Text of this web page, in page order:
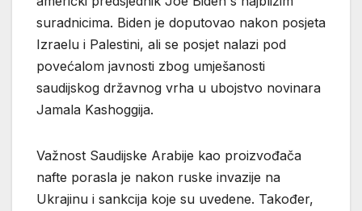
suradnicima. Biden je doputovao nakon posjeta
Izraelu i Palestini, ali se posjet nalazi pod
povećalom javnosti zbog umješanosti
saudijskog državnog vrha u ubojstvo novinara
Jamala Kashoggija.
Važnost Saudijske Arabije kao proizvođača
nafte porasla je nakon ruske invazije na
Ukrajinu i sankcija koje su uvedene. Također,